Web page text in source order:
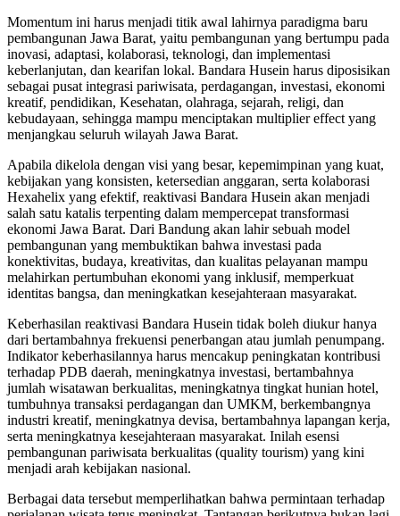
Momentum ini harus menjadi titik awal lahirnya paradigma baru
pembangunan Jawa Barat, yaitu pembangunan yang bertumpu pada
inovasi, adaptasi, kolaborasi, teknologi, dan implementasi
keberlanjutan, dan kearifan lokal. Bandara Husein harus diposisikan
sebagai pusat integrasi pariwisata, perdagangan, investasi, ekonomi
kreatif, pendidikan, Kesehatan, olahraga, sejarah, religi, dan
kebudayaan, sehingga mampu menciptakan multiplier effect yang
menjangkau seluruh wilayah Jawa Barat.
Apabila dikelola dengan visi yang besar, kepemimpinan yang kuat,
kebijakan yang konsisten, ketersedian anggaran, serta kolaborasi
Hexahelix yang efektif, reaktivasi Bandara Husein akan menjadi
salah satu katalis terpenting dalam mempercepat transformasi
ekonomi Jawa Barat. Dari Bandung akan lahir sebuah model
pembangunan yang membuktikan bahwa investasi pada
konektivitas, budaya, kreativitas, dan kualitas pelayanan mampu
melahirkan pertumbuhan ekonomi yang inklusif, memperkuat
identitas bangsa, dan meningkatkan kesejahteraan masyarakat.
Keberhasilan reaktivasi Bandara Husein tidak boleh diukur hanya
dari bertambahnya frekuensi penerbangan atau jumlah penumpang.
Indikator keberhasilannya harus mencakup peningkatan kontribusi
terhadap PDB daerah, meningkatnya investasi, bertambahnya
jumlah wisatawan berkualitas, meningkatnya tingkat hunian hotel,
tumbuhnya transaksi perdagangan dan UMKM, berkembangnya
industri kreatif, meningkatnya devisa, bertambahnya lapangan kerja,
serta meningkatnya kesejahteraan masyarakat. Inilah esensi
pembangunan pariwisata berkualitas (quality tourism) yang kini
menjadi arah kebijakan nasional.
Berbagai data tersebut memperlihatkan bahwa permintaan terhadap